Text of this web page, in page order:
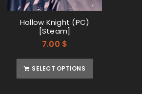
Hollow Knight (PC)
[Steam]
7.00 $
SELECT OPTIONS